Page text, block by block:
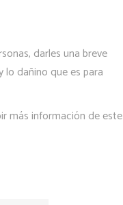
darles una breve
dañino que es para
más información de este